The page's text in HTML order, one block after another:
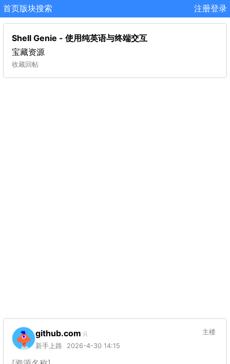
首页版块搜索 注册登录
Shell Genie - 使用纯英语与终端交互
宝藏资源
收藏回帖
github.com
新手上路 2026-4-30 14:15
主楼